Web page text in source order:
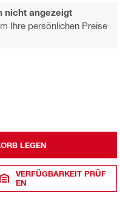
nicht angezeigt
Ihre persönlichen Preise
LEGEN
VERFÜGBARKEIT PRÜF
EN